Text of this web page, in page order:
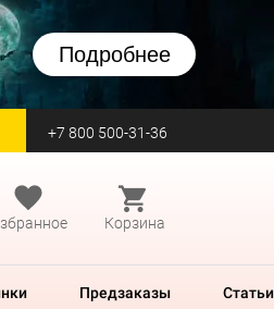
Подробнее
+7 800 500-31-36
Корзина
Предзаказы Статьи